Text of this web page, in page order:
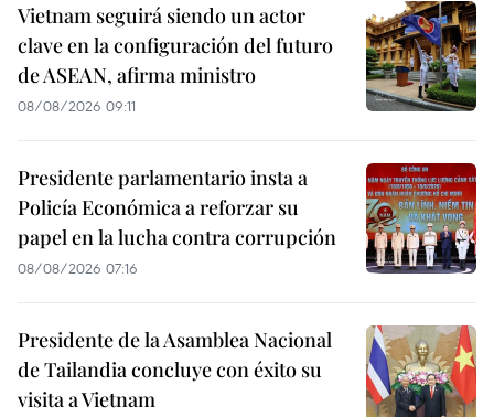
Vietnam seguirá siendo un actor
clave en la configuración del futuro
de ASEAN, afirma ministro
08/08/2026 09:11
Presidente parlamentario insta a
Policía Económica a reforzar su
papel en la lucha contra corrupción
08/08/2026 07:16
Presidente de la Asamblea Nacional
de Tailandia concluye con éxito su
visita a Vietnam